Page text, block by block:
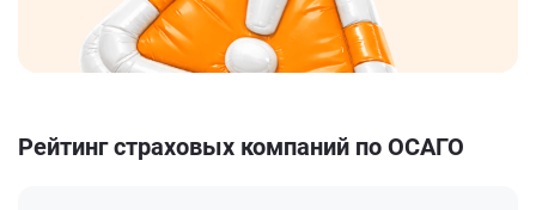
Рейтинг страховых компаний по ОСАГО